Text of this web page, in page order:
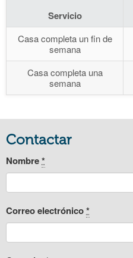
Servicio
Casa completa un fin de
semana
Casa completa una
semana
Contactar
Nombre*
Correo electrónico*